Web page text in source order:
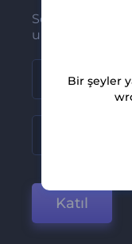
Son haber ve
ulaşsın
Katıl
Bir şeyler